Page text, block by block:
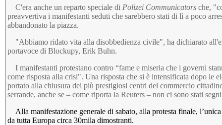
C'era anche un reparto speciale di Polizei Communicators che,
preavvertiva i manifestanti seduti che sarebbero stati di lì a poco
abbandonato la piazza.
"Abbiamo ridato vita alla disobbedienza civile", ha dichiarato
portavoce di Blockupy, Erik Buhn.
I manifestanti protestano contro “fame e miseria che i governi
come risposta alla crisi". Una risposta che si è intensificata dopo le
portato alla chiusura dei più prestigiosi centri del commercio
serrande, anche se – come riporta la Reuters – non ci sono stati
Alla manifestazione generale di sabato, alla protesta finale,
da tutta Europa circa 30mila dimostranti.